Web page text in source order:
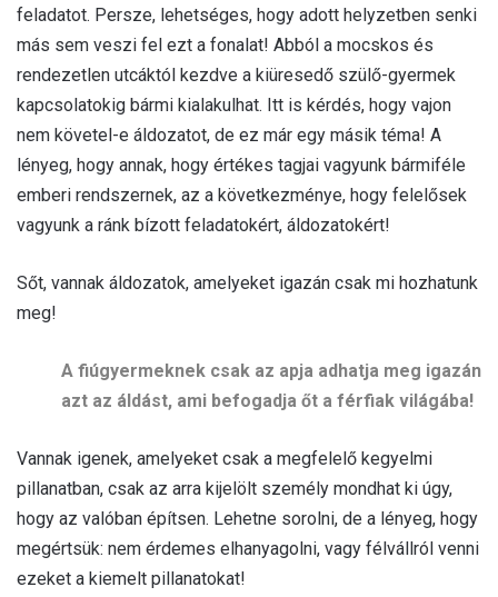
feladatot. Persze, lehetséges, hogy adott helyzetben senki
más sem veszi fel ezt a fonalat! Abból a mocskos és
rendezetlen utcáktól kezdve a kiüresedő szülő-gyermek
kapcsolatokig bármi kialakulhat. Itt is kérdés, hogy vajon
nem követel-e áldozatot, de ez már egy másik téma! A
lényeg, hogy annak, hogy értékes tagjai vagyunk bármiféle
emberi rendszernek, az a következménye, hogy felelősek
vagyunk a ránk bízott feladatokért, áldozatokért!
Sőt, vannak áldozatok, amelyeket igazán csak mi hozhatunk
meg!
A fiúgyermeknek csak az apja adhatja meg igazán
azt az áldást, ami befogadja őt a férfiak világába!
Vannak igenek, amelyeket csak a megfelelő kegyelmi
pillanatban, csak az arra kijelölt személy mondhat ki úgy,
hogy az valóban építsen. Lehetne sorolni, de a lényeg, hogy
megértsük: nem érdemes elhanyagolni, vagy félvállról venni
ezeket a kiemelt pillanatokat!